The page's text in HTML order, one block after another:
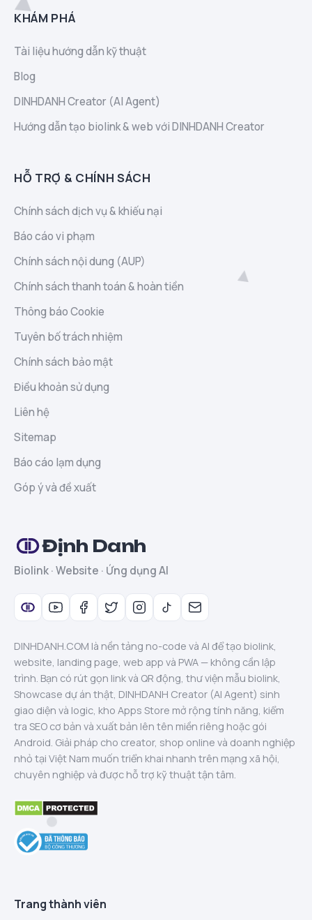
KHÁM PHÁ
Tài liệu hướng dẫn kỹ thuật
Blog
DINHDANH Creator (AI Agent)
Hướng dẫn tạo biolink & web với DINHDANH Creator
HỖ TRỢ & CHÍNH SÁCH
Chính sách dịch vụ & khiếu nại
Báo cáo vi phạm
Chính sách nội dung (AUP)
Chính sách thanh toán & hoàn tiền
Thông báo Cookie
Tuyên bố trách nhiệm
Chính sách bảo mật
Điều khoản sử dụng
Liên hệ
Sitemap
Báo cáo lạm dụng
Góp ý và đề xuất
Định Danh
Biolink · Website · Ứng dụng AI
DINHDANH.COM là nền tảng no-code và AI để tạo biolink,
website, landing page, web app và PWA — không cần lập
trình. Bạn có rút gọn link và QR động, thư viện mẫu biolink,
Showcase dự án thật, DINHDANH Creator (AI Agent) sinh
giao diện và logic, kho Apps Store mở rộng tính năng, kiểm
tra SEO cơ bản và xuất bản lên tên miền riêng hoặc gói
Android. Giải pháp cho creator, shop online và doanh nghiệp
nhỏ tại Việt Nam muốn triển khai nhanh trên mạng xã hội,
chuyên nghiệp và được hỗ trợ kỹ thuật tận tâm.
Trang thành viên